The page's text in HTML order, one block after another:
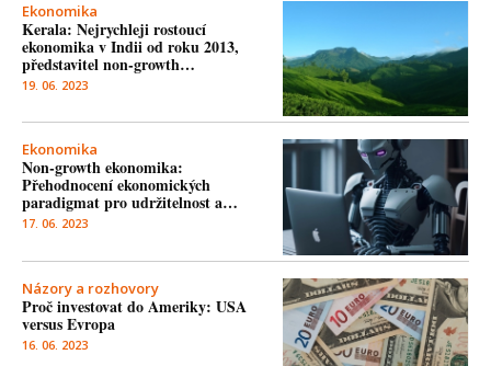
Ekonomika
Kerala: Nejrychleji rostoucí
ekonomika v Indii od roku 2013,
představitel non-growth…
19. 06. 2023
Ekonomika
Non-growth ekonomika:
Přehodnocení ekonomických
paradigmat pro udržitelnost a…
17. 06. 2023
Názory a rozhovory
Proč investovat do Ameriky: USA
versus Evropa
16. 06. 2023